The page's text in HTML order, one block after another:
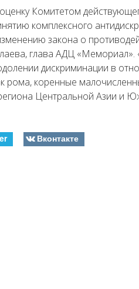
Комитетом
комплексного
закона о
глава АДЦ «Мемориал».
дискриминации в
рома, коренные
Центральной Азии и
Вконтакте